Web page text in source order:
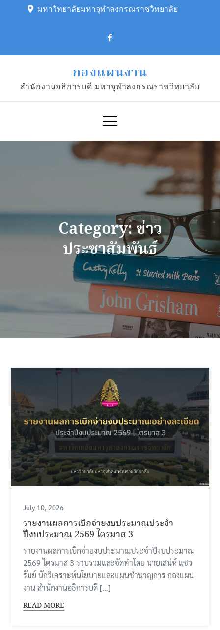
มหาวิทยาลัยมหาจุฬาลงกรณราชวิทยาลัย
กองแผนงาน
สำนักงานอธิการบดี มหาจุฬาลงกรณราชวิทยาลัย
Category:ข่าว
ประชาสัมพันธ์
July 10, 2026
รายงานผลการเบิกจ่ายงบประมาณประจำ
ปีงบประมาณ 2569 ไตรมาส 3
รายงานผลการเบิกจ่ายงบประมาณประจำปีงบประมาณ
2569 ไตรมาส 3 รวบรวมและจัดทำโดย นายเสน่ห์ แซว
รัมย์ นักวิเคราะห์นโยบายและแผนชำนาญการ กองแผน
งาน สำนักงานอธิการบดี […]
READ MORE